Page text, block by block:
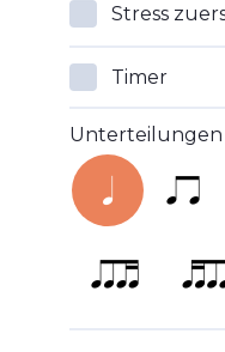
Stress
Timer
Unterteilungen